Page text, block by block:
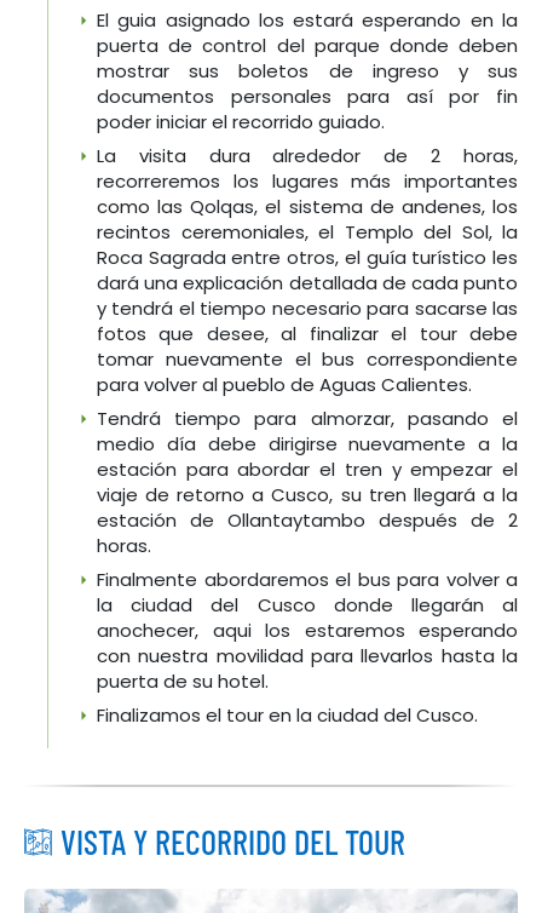
El guia asignado los estará esperando en la
puerta de control del parque donde deben
mostrar sus boletos de ingreso y sus
documentos personales para así por fin
poder iniciar el recorrido guiado.
La visita dura alrededor de 2 horas,
recorreremos los lugares más importantes
como las Qolqas, el sistema de andenes, los
recintos ceremoniales, el Templo del Sol, la
Roca Sagrada entre otros, el guía turístico les
dará una explicación detallada de cada punto
y tendrá el tiempo necesario para sacarse las
fotos que desee, al finalizar el tour debe
tomar nuevamente el bus correspondiente
para volver al pueblo de Aguas Calientes.
Tendrá tiempo para almorzar, pasando el
medio día debe dirigirse nuevamente a la
estación para abordar el tren y empezar el
viaje de retorno a Cusco, su tren llegará a la
estación de Ollantaytambo después de 2
horas.
Finalmente abordaremos el bus para volver a
la ciudad del Cusco donde llegarán al
anochecer, aqui los estaremos esperando
con nuestra movilidad para llevarlos hasta la
puerta de su hotel.
Finalizamos el tour en la ciudad del Cusco.
VISTA Y RECORRIDO DEL TOUR